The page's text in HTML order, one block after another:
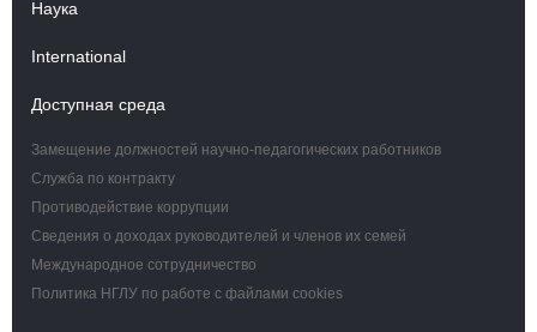
Наука
International
Доступная среда
Замещение должностей научно-педагогических работников
Служба по контракту
Противодействие коррупции
Сведения о доходах руководителей и членов их семей
Международное сотрудничество
Политика НГЛУ по работе с файлами cookies